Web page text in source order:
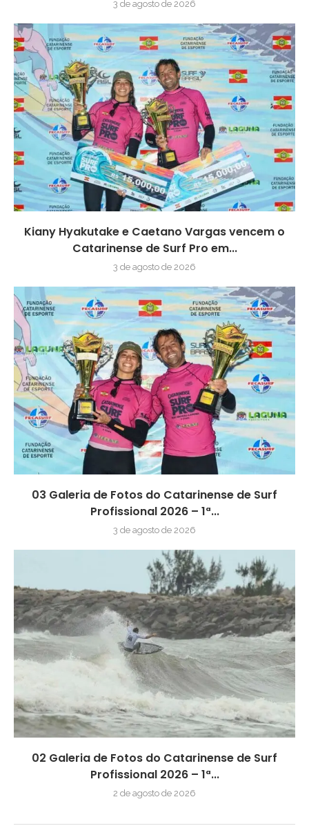
3 de agosto de 2026
Kiany Hyakutake e Caetano Vargas vencem o
Catarinense de Surf Pro em...
3 de agosto de 2026
03 Galeria de Fotos do Catarinense de Surf
Profissional 2026 – 1ª...
3 de agosto de 2026
02 Galeria de Fotos do Catarinense de Surf
Profissional 2026 – 1ª...
2 de agosto de 2026